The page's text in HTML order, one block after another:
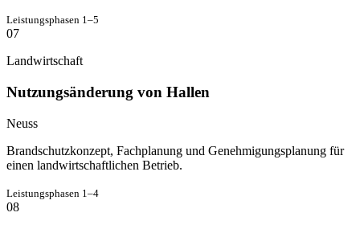
Leistungsphasen 1–5
07
Landwirtschaft
Nutzungsänderung von Hallen
Neuss
Brandschutzkonzept, Fachplanung und Genehmigungsplanung für
einen landwirtschaftlichen Betrieb.
Leistungsphasen 1–4
08